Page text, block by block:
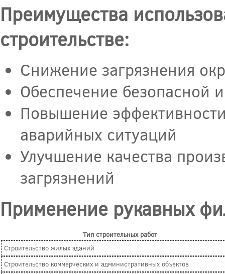
Преимущества
строительстве:
Снижение загрязнения
Обеспечение безопасной
Повышение
аварийных ситуаций
Улучшение качества
загрязнений
Применение рукавных
Тип строительных работ
Строительство жилых зданий
Строительство коммерческих и административных объектов